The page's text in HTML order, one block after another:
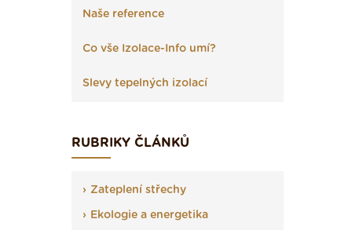
Naše reference
Co vše Izolace-Info umí?
Slevy tepelných izolací
RUBRIKY ČLÁNKŮ
Zateplení střechy
Ekologie a energetika